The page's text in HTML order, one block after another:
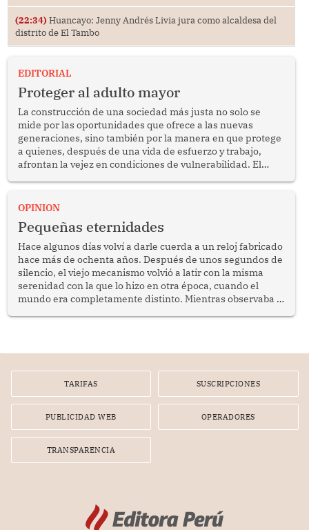
(22:34) Huancayo: Jenny Andrés Livia jura como alcaldesa del
distrito de El Tambo
EDITORIAL
Proteger al adulto mayor
La construcción de una sociedad más justa no solo se
mide por las oportunidades que ofrece a las nuevas
generaciones, sino también por la manera en que protege
a quienes, después de una vida de esfuerzo y trabajo,
afrontan la vejez en condiciones de vulnerabilidad. El
bimestrales el subsidio que reciben los beneficiarios del
reflexionar sobre la importancia de fortalecer las políticas
públicas dirigidas a los adultos mayores en pobreza.
OPINION
Pequeñas eternidades
Hace algunos días volví a darle cuerda a un reloj fabricado
hace más de ochenta años. Después de unos segundos de
silencio, el viejo mecanismo volvió a latir con la misma
serenidad con la que lo hizo en otra época, cuando el
mundo era completamente distinto. Mientras observaba el
TARIFAS SUSCRIPCIONES
PUBLICIDAD WEB OPERADORES
TRANSPARENCIA